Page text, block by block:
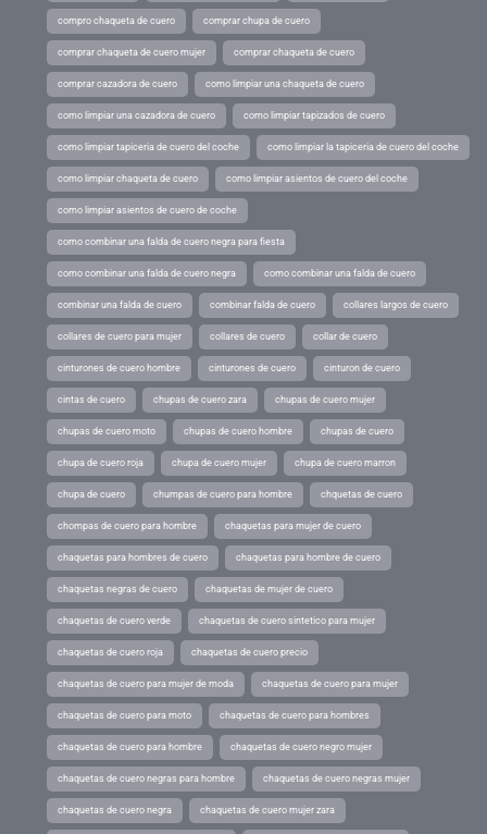
compro chaqueta de cuero comprar chupa de cuero
comprar chaqueta de cuero mujer comprar chaqueta de cuero
comprar cazadora de cuero como limpiar una chaqueta de cuero
como limpiar una cazadora de cuero como limpiar tapizados de cuero
como limpiar tapiceria de cuero del coche como limpiar la tapiceria de cuero del coche
como limpiar chaqueta de cuero como limpiar asientos de cuero del coche
como limpiar asientos de cuero de coche
como combinar una falda de cuero negra para fiesta
como combinar una falda de cuero negra como combinar una falda de cuero
combinar una falda de cuero combinar falda de cuero collares largos de cuero
collares de cuero para mujer collares de cuero collar de cuero
cinturones de cuero hombre cinturones de cuero cinturon de cuero
cintas de cuero chupas de cuero zara chupas de cuero mujer
chupas de cuero moto chupas de cuero hombre chupas de cuero
chupa de cuero roja chupa de cuero mujer chupa de cuero marron
chupa de cuero chumpas de cuero para hombre chquetas de cuero
chompas de cuero para hombre chaquetas para mujer de cuero
chaquetas para hombres de cuero chaquetas para hombre de cuero
chaquetas negras de cuero chaquetas de mujer de cuero
chaquetas de cuero verde chaquetas de cuero sintetico para mujer
chaquetas de cuero roja chaquetas de cuero precio
chaquetas de cuero para mujer de moda chaquetas de cuero para mujer
chaquetas de cuero para moto chaquetas de cuero para hombres
chaquetas de cuero para hombre chaquetas de cuero negro mujer
chaquetas de cuero negras para hombre chaquetas de cuero negras mujer
chaquetas de cuero negra chaquetas de cuero mujer zara